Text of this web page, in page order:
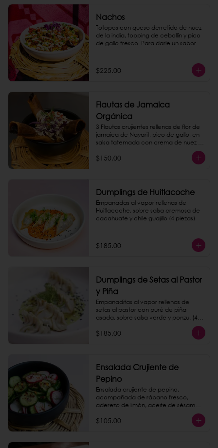
Nachos
Totopos con queso derretido de nuez
de la india, topping de cebollín y pico
de gallo fresco. Para darle un sabor
$225.00
Flautas de Jamaica
Orgánica
3 Flautas crujientes rellenas de flor de
jamaica de Nayarit, pico de gallo, en
salsa tatemada con crema de nuez
$150.00
Dumplings de Huitlacoche
Empanadas al vapor rellenas de
Huitlacoche, sobre salsa cremosa de
cacahuate y chile guajillo (4 piezas)
$185.00
Dumplings de Setas al Pastor
y Piña
Empanaditas al vapor rellenas de
setas al pastor con puré de piña
asada, sobre salsa verde y ponzu. (4
$185.00
Ensalada Crujiente de
Pepino
Ensalada crujiente de pepino,
acompañada de rábano fresco,
aderezo de limón, aceite de sésamo y
$105.00